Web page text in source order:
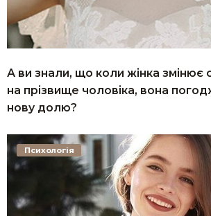
А ви знали, що коли жінка змінює
на прізвище чоловіка, вона
нову долю?
Психологія